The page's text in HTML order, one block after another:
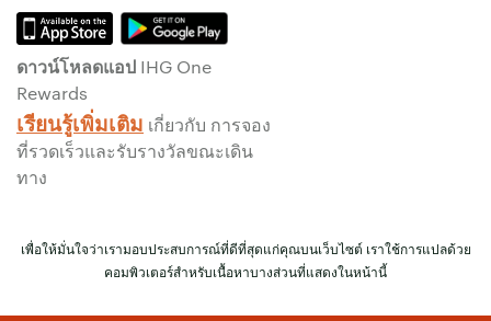
ดาวน์โหลดแอป IHG One
Rewards
เรียนรู้เพิ่มเติม เกี่ยวกับ การจอง
ที่รวดเร็วและรับรางวัลขณะเดิน
ทาง
เราไม่คิดค่าธรรมเนียมการจองสำหรับการจอง
โดยตรงกับเรา
ข้อมูลส่วนบุคคล และการรักษาความปลอดภัย
เว็บไซต์
IHG ดำเนินการด้านความเป็นส่วนตัวอย่างจริงจัง
เพื่อคุ้มครองคุณ ข้อมูลส่วนบุคคลทั้งหมดที่คุณให้
จะมีการเข้ารหัส และปลอดภัย
เพื่อให้มั่นใจว่าเรามอบประสบการณ์ที่ดีที่สุดแก่คุณบนเว็บไซต์ เราใช้การแปลด้วย
คอมพิวเตอร์สำหรับเนื้อหาบางส่วนที่แสดงในหน้านี้